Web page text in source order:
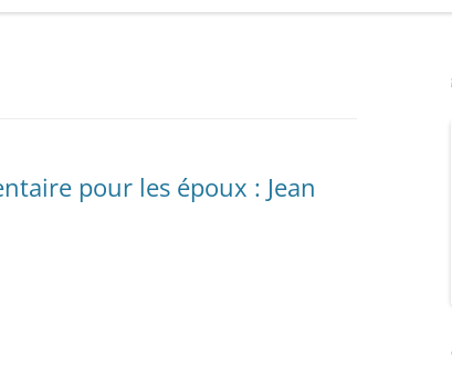
pour les époux : Jean